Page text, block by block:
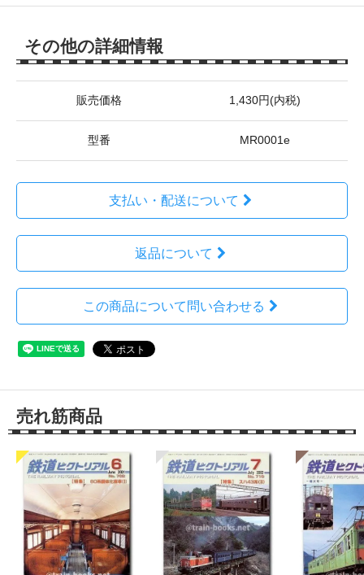
その他の詳細情報
販売価格 1,430円(内税)
型番 MR0001e
支払い・配送について
返品について
この商品について問い合わせる
売れ筋商品